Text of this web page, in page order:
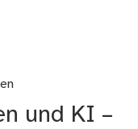
und KI –